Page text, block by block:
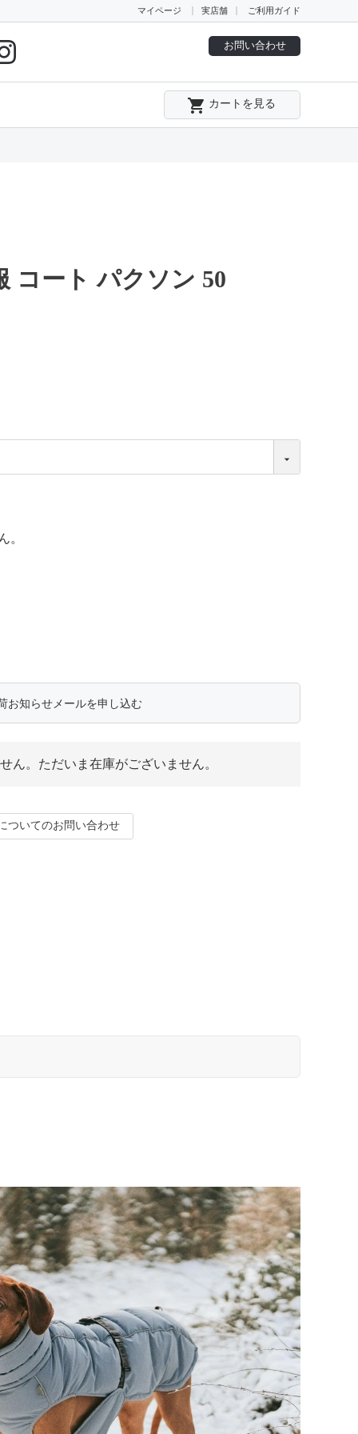
マイページ 実店舗 ご利用ガイド
お問い合わせ
local_grocery_store カートを見る
コート パクソン 50
。
お知らせメールを申し込む
ん。ただいま在庫がございません。
ついてのお問い合わせ